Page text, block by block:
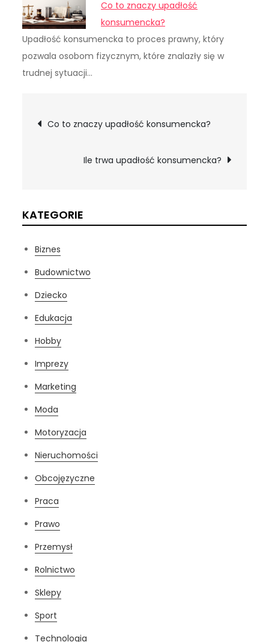
Co to znaczy upadłość
konsumencka?
Upadłość konsumencka to proces prawny, który
pozwala osobom fizycznym, które znalazły się w
trudnej sytuacji…
Nawigacja
wpisu
Co to znaczy upadłość konsumencka?
Ile trwa upadłość konsumencka?
KATEGORIE
Biznes
Budownictwo
Dziecko
Edukacja
Hobby
Imprezy
Marketing
Moda
Motoryzacja
Nieruchomości
Obcojęzyczne
Praca
Prawo
Przemysł
Rolnictwo
Sklepy
Sport
Technologia